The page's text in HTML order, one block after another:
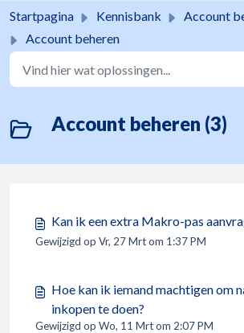
Startpagina Kennisbank
Account
Account beheren
Account beheren (3)
Kan ik een extra Makro-pas
Gewijzigd op Vr, 27 Mrt om 1:37 PM
Hoe kan ik iemand machtigen om
inkopen te doen?
Gewijzigd op Wo, 11 Mrt om 2:07 PM